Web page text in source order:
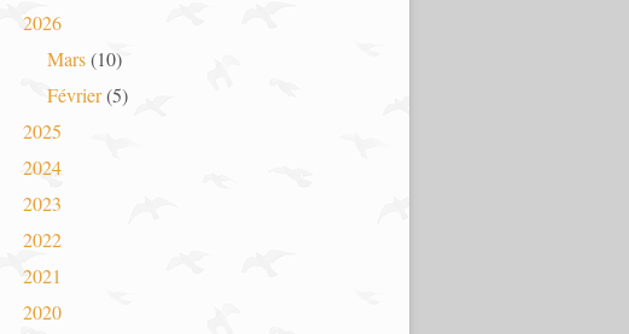
2026
Mars(10)
Février(5)
2025
2024
2023
2022
2021
2020